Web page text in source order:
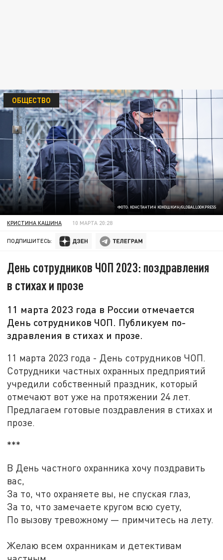
ФОТО: КОНСТАНТИН КОКОШКИН/GLOBALLOOKPRESS
ОБЩЕСТВО
КРИСТИНА КАШИНА 10 МАРТА 20:28
ПОДПИШИТЕСЬ:
День сотрудников ЧОП 2023: поздравления
в стихах и прозе
11 марта 2023 года в России отмечается
День сотрудников ЧОП. Публикуем по-
здравления в стихах и прозе.
11 марта 2023 года - День сотрудников ЧОП.
Сотрудники частных охранных предприятий
учредили собственный праздник, который
отмечают вот уже на протяжении 24 лет.
Предлагаем готовые поздравления в стихах и
прозе.
***
В День частного охранника хочу поздравить
вас,
За то, что охраняете вы, не спуская глаз,
За то, что замечаете кругом всю суету,
По вызову тревожному — примчитесь на лету.
Желаю всем охранникам и детективам